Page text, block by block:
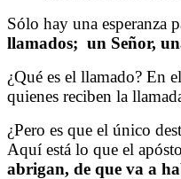
Sólo hay una esperanza
llamados; un Señor,
¿Qué es el llamado? En
quienes reciben la
¿Pero es que el único
Aquí está lo que el
abrigan, de que va a